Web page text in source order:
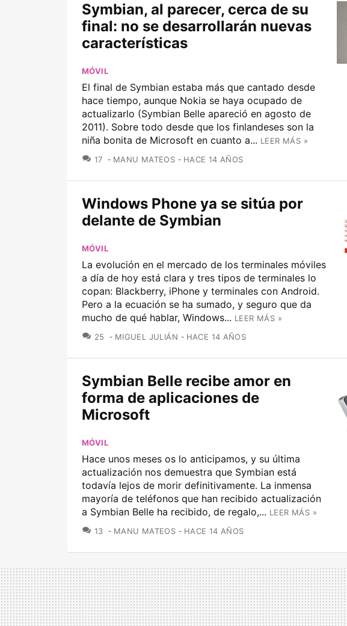
Symbian, al parecer, cerca de su
final: no se desarrollarán nuevas
características
MÓVIL
El final de Symbian estaba más que cantado desde
hace tiempo, aunque Nokia se haya ocupado de
actualizarlo (Symbian Belle apareció en agosto de
2011). Sobre todo desde que los finlandeses son la
niña bonita de Microsoft en cuanto a... LEER MÁS »
17 COMENTARIOS
MANU MATEOS HACE 14 AÑOS
Windows Phone ya se sitúa por
delante de Symbian
MÓVIL
La evolución en el mercado de los terminales móviles
a día de hoy está clara y tres tipos de terminales lo
copan: Blackberry, iPhone y terminales con Android.
Pero a la ecuación se ha sumado, y seguro que da
mucho de qué hablar, Windows... LEER MÁS »
25
COMENTARIOS
MIGUEL JULIÁN HACE 14 AÑOS
Symbian Belle recibe amor en
forma de aplicaciones de
Microsoft
MÓVIL
Hace unos meses os lo anticipamos, y su última
actualización nos demuestra que Symbian está
todavía lejos de morir definitivamente. La inmensa
mayoría de teléfonos que han recibido actualización
a Symbian Belle ha recibido, de regalo,... LEER MÁS »
13 COMENTARIOS
MANU MATEOS HACE 14 AÑOS